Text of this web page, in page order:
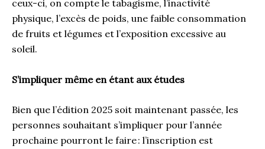
ceux-ci, on compte le tabagisme, l’inactivité
physique, l’excès de poids, une faible consommation
de fruits et légumes et l’exposition excessive au
soleil.
S’impliquer même en étant aux études
Bien que l’édition 2025 soit maintenant passée, les
personnes souhaitant s’impliquer pour l’année
prochaine pourront le faire : l’inscription est